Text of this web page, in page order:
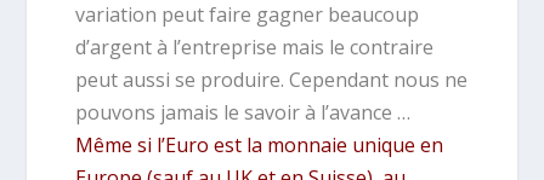
variation peut faire gagner beaucoup
d’argent à l’entreprise mais le contraire
peut aussi se produire. Cependant nous ne
pouvons jamais le savoir à l’avance …
Même si l’Euro est la monnaie unique en